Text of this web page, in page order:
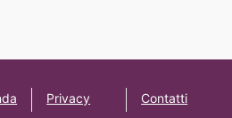
Privacy Contatti